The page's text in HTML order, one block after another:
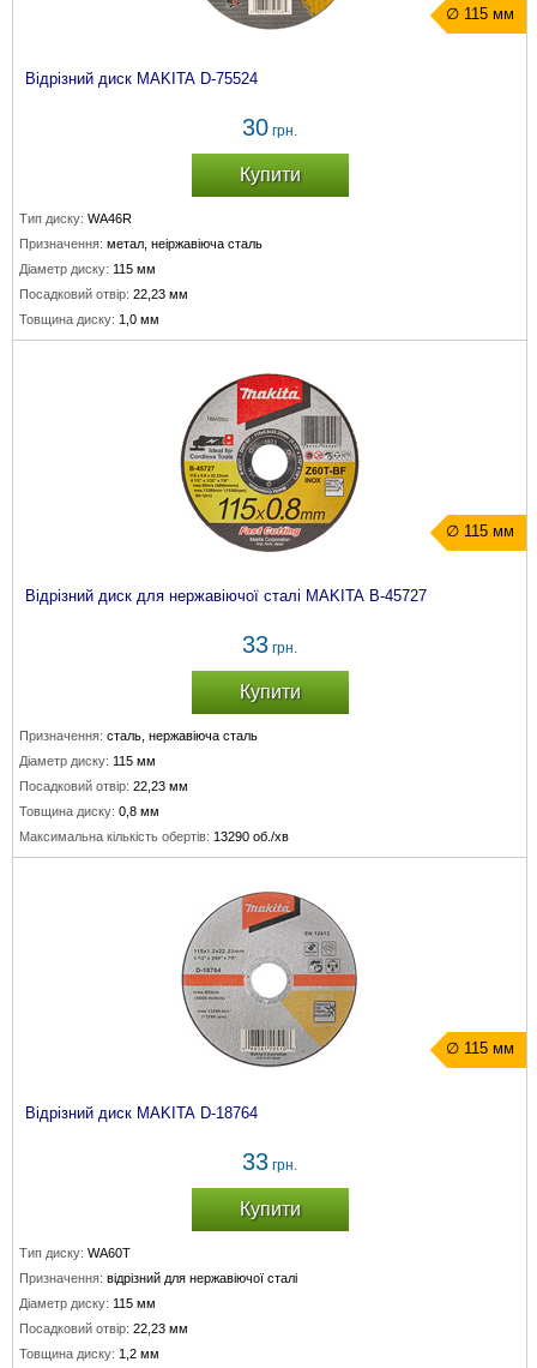
∅ 115 мм
Відрізний диск MAKITA D-75524
30 грн.
Купити
Тип диску: WA46R
Призначення: метал, неіржавіюча сталь
Діаметр диску: 115 мм
Посадковий отвір: 22,23 мм
Товщина диску: 1,0 мм
∅ 115 мм
Відрізний диск для нержавіючої сталі MAKITA B-45727
33 грн.
Купити
Призначення: сталь, нержавіюча сталь
Діаметр диску: 115 мм
Посадковий отвір: 22,23 мм
Товщина диску: 0,8 мм
Максимальна кількість обертів: 13290 об./хв
∅ 115 мм
Відрізний диск MAKITA D-18764
33 грн.
Купити
Тип диску: WA60T
Призначення: відрізний для нержавіючої сталі
Діаметр диску: 115 мм
Посадковий отвір: 22,23 мм
Товщина диску: 1,2 мм